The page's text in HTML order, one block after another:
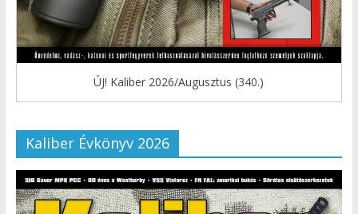
ÚJ! Kaliber 2026/Augusztus (340.)
Kaliber Évkönyv 2026